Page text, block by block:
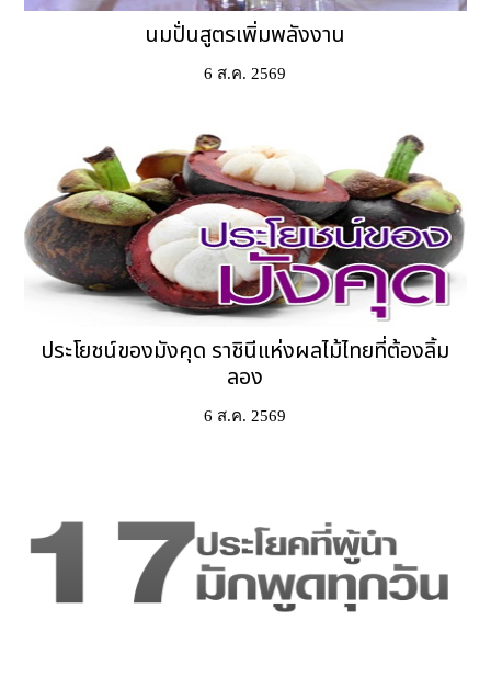
นมปั่นสูตรเพิ่มพลังงาน
6 ส.ค. 2569
ประโยชน์ของมังคุด ราชินีแห่งผลไม้ไทยที่ต้องลิ้ม
ลอง
6 ส.ค. 2569